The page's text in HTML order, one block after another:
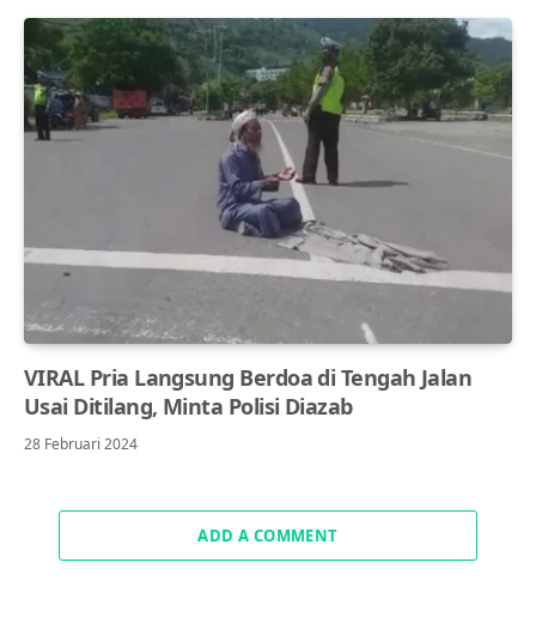
VIRAL Pria Langsung Berdoa di Tengah Jalan
Usai Ditilang, Minta Polisi Diazab
28 Februari 2024
ADD A COMMENT